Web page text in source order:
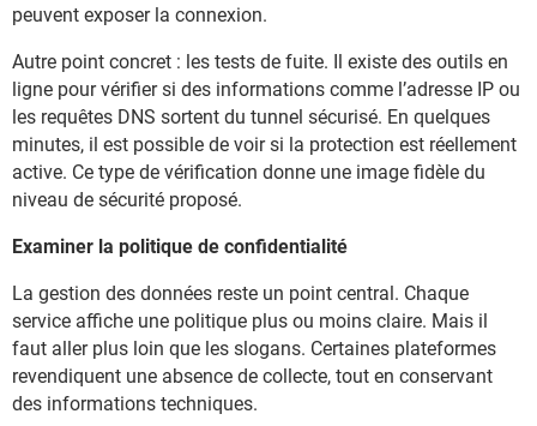
peuvent exposer la connexion.
Autre point concret : les tests de fuite. Il existe des outils en
ligne pour vérifier si des informations comme l’adresse IP ou
les requêtes DNS sortent du tunnel sécurisé. En quelques
minutes, il est possible de voir si la protection est réellement
active. Ce type de vérification donne une image fidèle du
niveau de sécurité proposé.
Examiner la politique de confidentialité
La gestion des données reste un point central. Chaque
service affiche une politique plus ou moins claire. Mais il
faut aller plus loin que les slogans. Certaines plateformes
revendiquent une absence de collecte, tout en conservant
des informations techniques.